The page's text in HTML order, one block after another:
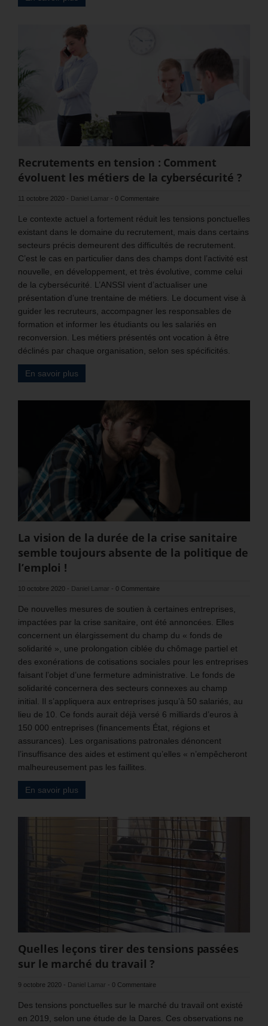
Recrutements en tension : Comment
évoluent les métiers de la cybersécurité ?
11 octobre 2020 - Daniel Lamar - 0 Commentaire
Le contexte actuel a fortement réduit les tensions ponctuelles
existant dans le domaine du recrutement, mais dans certains
secteurs précis demeurent des difficultés de recrutement.
C’est le cas en particulier dans des champs dont l’activité est
nouvelle, en développement, et très évolutive, comme celui
de la cybersécurité. L’ANSSI vient d’actualiser une
présentation d’une trentaine de métiers. Le document vise à
guider les recruteurs, accompagner les responsables de
formation et informer les étudiants ou les salariés en
reconversion. Les métiers présentés ont vocation à être
déclinés par chaque organisation, selon ses spécificités.
En savoir plus
La vision de la durée de la crise sanitaire
semble toujours absente de la politique de
l’emploi !
10 octobre 2020 - Daniel Lamar - 0 Commentaire
De nouvelles mesures de soutien à certaines entreprises,
impactées par la crise sanitaire, ont été annoncées. Elles
concernent un élargissement du champ du « fonds de
solidarité », une prolongation ciblée du chômage partiel et
des exonérations de cotisations sociales pour les entreprises
faisant l’objet d’une fermeture administrative. Le fonds de
solidarité concernera des secteurs connexes au champ
initial. Il s’appliquera aux entreprises jusqu’à 50 salariés, au
lieu de 10. Ce fonds aurait déjà versé 6 milliards d’euros à
150 000 entreprises (financements État, régions et
assurances). Les organisations patronales dénoncent
l’insuffisance des aides et estiment qu’elles « n’empêcheront
malheureusement pas les faillites.
En savoir plus
Quelles leçons tirer des tensions passées
sur le marché du travail ?
9 octobre 2020 - Daniel Lamar - 0 Commentaire
Des tensions ponctuelles sur le marché du travail ont existé
en 2019, selon une étude de la Dares. Ces observations ne